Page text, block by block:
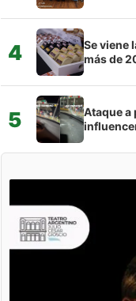
4
Se viene
más de
5
Ataque a